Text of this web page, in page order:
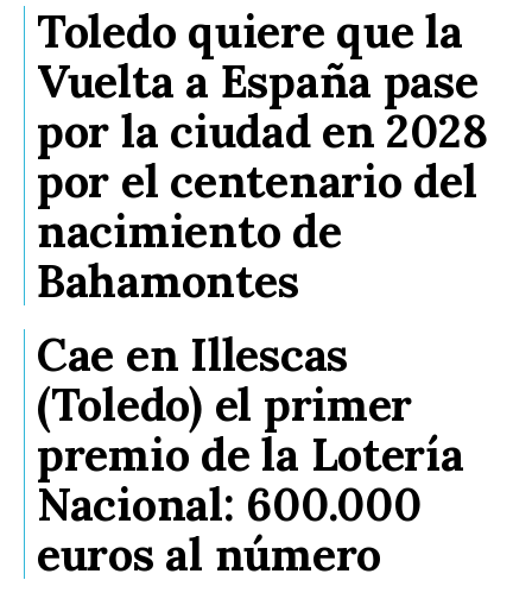
Toledo quiere que la
Vuelta a España pase
por la ciudad en 2028
por el centenario del
nacimiento de
Bahamontes
Cae en Illescas
(Toledo) el primer
premio de la Lotería
Nacional: 600.000
euros al número